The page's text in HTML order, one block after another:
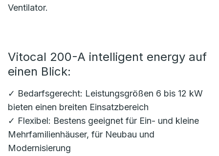
Ventilator.
Vitocal 200-A intelligent energy auf
einen Blick:
✓ Bedarfsgerecht: Leistungsgrößen 6 bis 12 kW
bieten einen breiten Einsatzbereich
✓ Flexibel: Bestens geeignet für Ein- und kleine
Mehrfamilienhäuser, für Neubau und
Modernisierung